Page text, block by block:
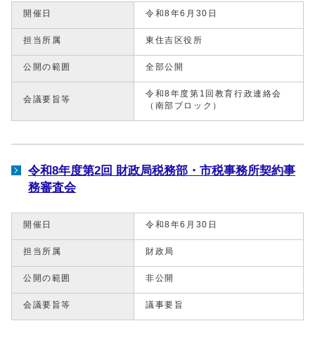
開催日 令和8年6月30日
担当所属 東住吉区役所
公開の範囲 全部公開
会議要旨等
令和8年度第1回教育行政連絡会
（南部ブロック）
令和8年度第2回 財政局税務部・市税事務所契約事
務審査会
開催日 令和8年6月30日
担当所属 財政局
公開の範囲 非公開
会議要旨等 議事要旨